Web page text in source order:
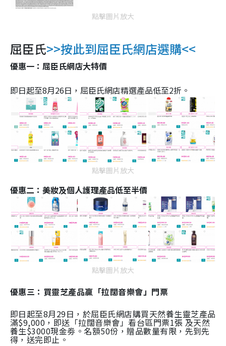
點擊圖片放大
屈臣氏>>按此到屈臣氏網店選購<<
優惠一：屈臣氏網店大特價
即日起至8月26日，屈臣氏網店精選產品低至2折。
點擊圖片放大
優惠二：美妝及個人護理產品低至半價
點擊圖片放大
優惠三：買靈芝產品贏「拉闊音樂會」門票
即日起至8月29日，於屈臣氏網店購買天然養生靈芝產品
滿$9,000，即送「拉闊音樂會」看台區門票1張 及天然
養生$3000現金劵。名額50份，贈品數量有限，先到先
得，送完即止。